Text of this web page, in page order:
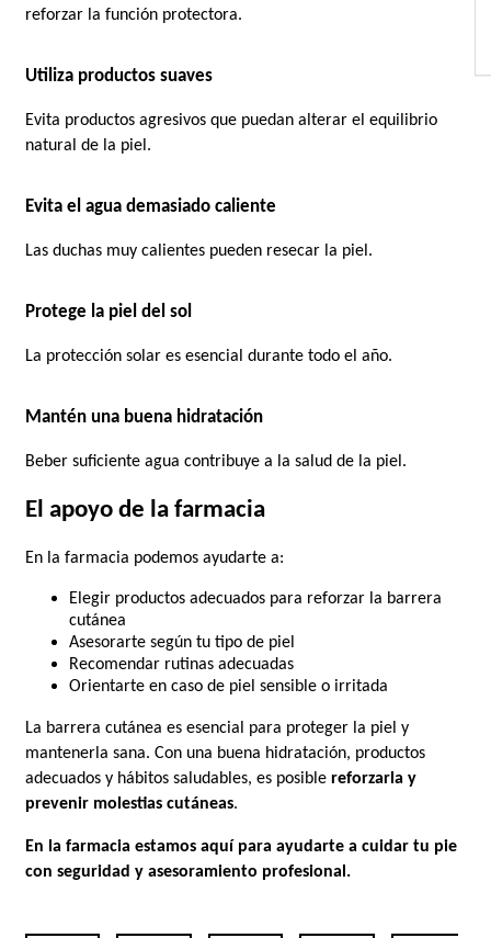
reforzar la función protectora.
Utiliza productos suaves
Evita productos agresivos que puedan alterar el equilibrio
natural de la piel.
Evita el agua demasiado caliente
Las duchas muy calientes pueden resecar la piel.
Protege la piel del sol
La protección solar es esencial durante todo el año.
Mantén una buena hidratación
Beber suficiente agua contribuye a la salud de la piel.
El apoyo de la farmacia
En la farmacia podemos ayudarte a:
Elegir productos adecuados para reforzar la barrera
cutánea
Asesorarte según tu tipo de piel
Recomendar rutinas adecuadas
Orientarte en caso de piel sensible o irritada
La barrera cutánea es esencial para proteger la piel y
mantenerla sana. Con una buena hidratación, productos
adecuados y hábitos saludables, es posible reforzarla y
prevenir molestias cutáneas.
En la farmacia estamos aquí para ayudarte a cuidar tu piel
con seguridad y asesoramiento profesional.